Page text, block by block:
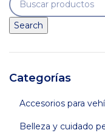
Search
Categorías
Accesorios para
Belleza y cuidado